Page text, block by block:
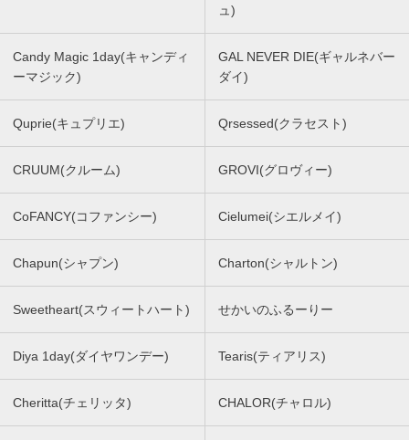
ュ)
Candy Magic 1day(キャンディ
ーマジック)
GAL NEVER DIE(ギャルネバー
ダイ)
Quprie(キュプリエ) Qrsessed(クラセスト)
CRUUM(クルーム) GROVI(グロヴィー)
CoFANCY(コファンシー) Cielumei(シエルメイ)
Chapun(シャプン) Charton(シャルトン)
Sweetheart(スウィートハート) せかいのふるーりー
Diya 1day(ダイヤワンデー) Tearis(ティアリス)
Cheritta(チェリッタ) CHALOR(チャロル)